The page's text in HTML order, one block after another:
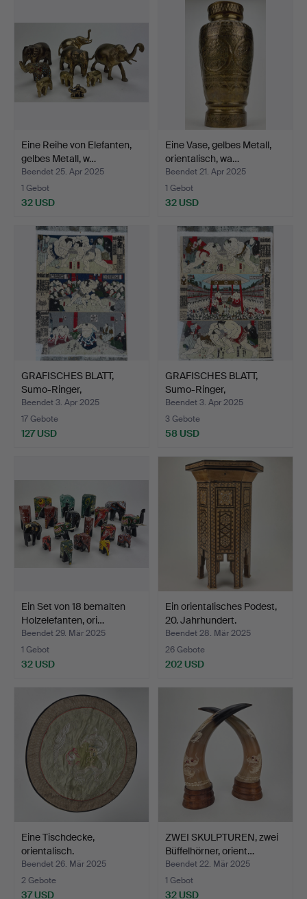
Eine Reihe von Elefanten,
gelbes Metall, w…
Beendet 25. Apr 2025
1 Gebot
32 USD
Eine Vase, gelbes Metall,
orientalisch, wa…
Beendet 21. Apr 2025
1 Gebot
32 USD
GRAFISCHES BLATT,
Sumo-Ringer,
wahrscheinl…
Beendet 3. Apr 2025
17 Gebote
127 USD
GRAFISCHES BLATT,
Sumo-Ringer,
wahrscheinl…
Beendet 3. Apr 2025
3 Gebote
58 USD
Ein Set von 18 bemalten
Holzelefanten, ori…
Beendet 29. Mär 2025
1 Gebot
32 USD
Ein orientalisches Podest,
20. Jahrhundert.
Beendet 28. Mär 2025
26 Gebote
202 USD
Eine Tischdecke,
orientalisch.
Beendet 26. Mär 2025
2 Gebote
37 USD
ZWEI SKULPTUREN, zwei
Büffelhörner, orient…
Beendet 22. Mär 2025
1 Gebot
32 USD